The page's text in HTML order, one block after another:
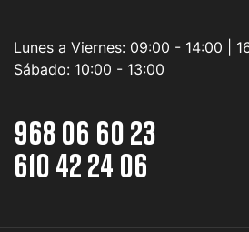
Lunes a Viernes: 09:00 - 14:00 |
Sábado: 10:00 - 13:00
968 06 60 23
610 42 24 06